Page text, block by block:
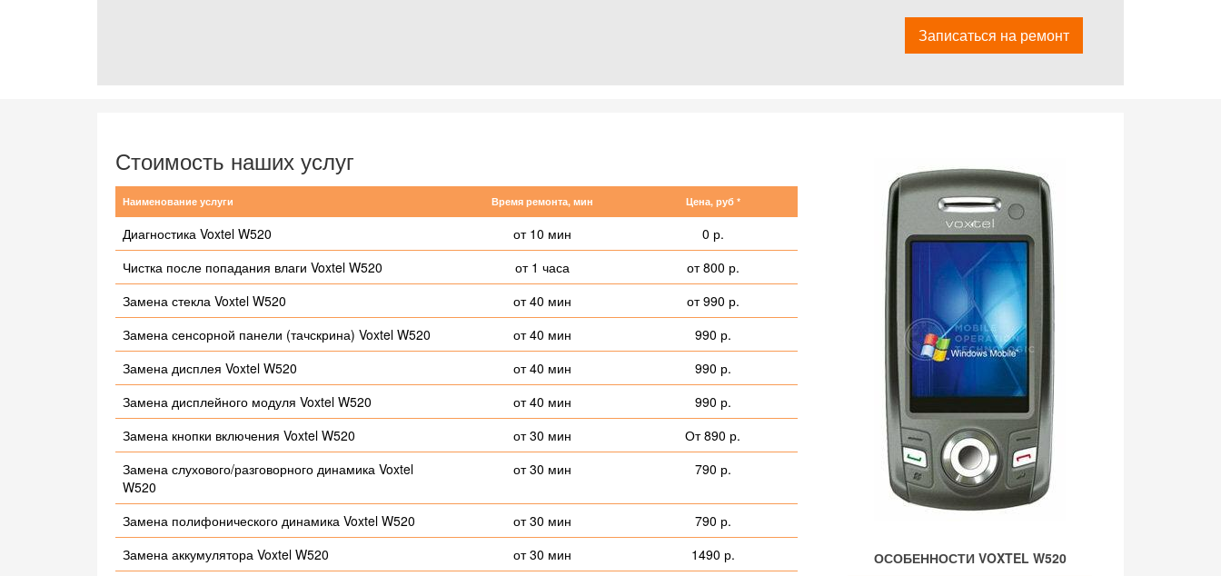
Записаться на ремонт
Стоимость наших услуг
Наименование услуги Время ремонта, мин Цена, руб *
Диагностика Voxtel W520 от 10 мин
0 р.
Чистка после попадания влаги Voxtel W520
от 1 часа
от 800 р.
Замена стекла Voxtel W520
от 40 мин
от 990 р.
Замена сенсорной панели (тачскрина) Voxtel W520
от 40 мин
990 р.
Замена дисплея Voxtel W520
от 40 мин
990 р.
Замена дисплейного модуля Voxtel W520
от 40 мин
990 р.
Замена кнопки включения Voxtel W520
от 30 мин
От 890 р.
Замена слухового/разговорного динамика Voxtel
W520
от 30 мин 790 р.
Замена полифонического динамика Voxtel W520 от 30 мин
790 р.
Замена аккумулятора Voxtel W520
от 30 мин
1490 р.
ОСОБЕННОСТИ VOXTEL W520